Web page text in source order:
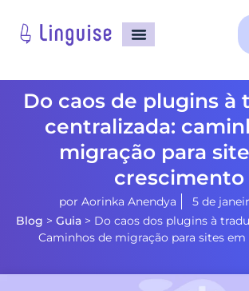
Do caos de plugins à
centralizada:
migração para
crescimento
por Aorinka Anendya
5 de
Blog > Guia> Do caos dos plugins à
Caminhos de migração para sites